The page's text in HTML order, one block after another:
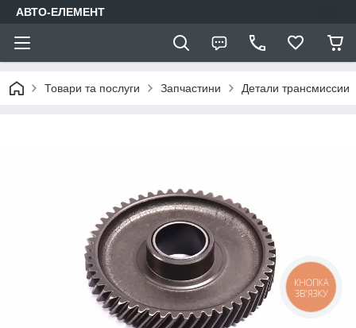
АВТО-ЕЛЕМЕНТ
Товари та послуги Запчастини Детали трансмиссии
КНОПКА
ЗВ'ЯЗКУ